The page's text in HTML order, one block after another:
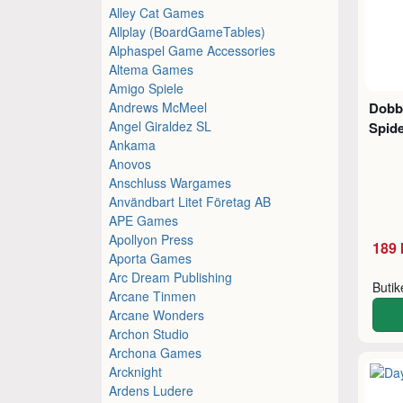
Alley Cat Games
Allplay (BoardGameTables)
Alphaspel Game Accessories
Altema Games
Amigo Spiele
Andrews McMeel
Angel Giraldez SL
Ankama
Anovos
Anschluss Wargames
Användbart Litet Företag AB
APE Games
Apollyon Press
Aporta Games
Arc Dream Publishing
Arcane Tinmen
Arcane Wonders
Archon Studio
Archona Games
Arcknight
Ardens Ludere
189